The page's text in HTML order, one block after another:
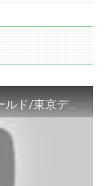
【公式】イッツ・ア・スモールワールド/東京ディズニーランド/Tokyo Disneyland